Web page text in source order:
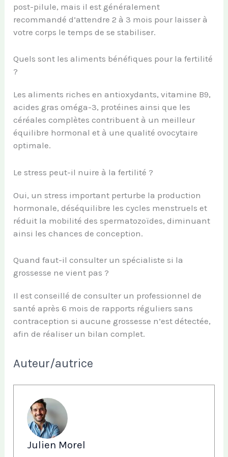
post-pilule, mais il est généralement
recommandé d’attendre 2 à 3 mois pour laisser à
votre corps le temps de se stabiliser.
Quels sont les aliments bénéfiques pour la fertilité
?
Les aliments riches en antioxydants, vitamine B9,
acides gras oméga-3, protéines ainsi que les
céréales complètes contribuent à un meilleur
équilibre hormonal et à une qualité ovocytaire
optimale.
Le stress peut-il nuire à la fertilité ?
Oui, un stress important perturbe la production
hormonale, déséquilibre les cycles menstruels et
réduit la mobilité des spermatozoïdes, diminuant
ainsi les chances de conception.
Quand faut-il consulter un spécialiste si la
grossesse ne vient pas ?
Il est conseillé de consulter un professionnel de
santé après 6 mois de rapports réguliers sans
contraception si aucune grossesse n’est détectée,
afin de réaliser un bilan complet.
Auteur/autrice
Julien Morel